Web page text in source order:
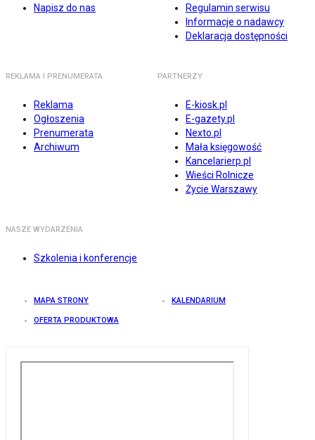
Napisz do nas
Regulamin serwisu
Informacje o nadawcy
Deklaracja dostępności
REKLAMA I PRENUMERATA
Reklama
Ogłoszenia
Prenumerata
Archiwum
PARTNERZY
E-kiosk.pl
E-gazety.pl
Nexto.pl
Mała księgowość
Kancelarierp.pl
Wieści Rolnicze
Życie Warszawy
NASZE WYDARZENIA
Szkolenia i konferencje
MAPA STRONY KALENDARIUM
OFERTA PRODUKTOWA